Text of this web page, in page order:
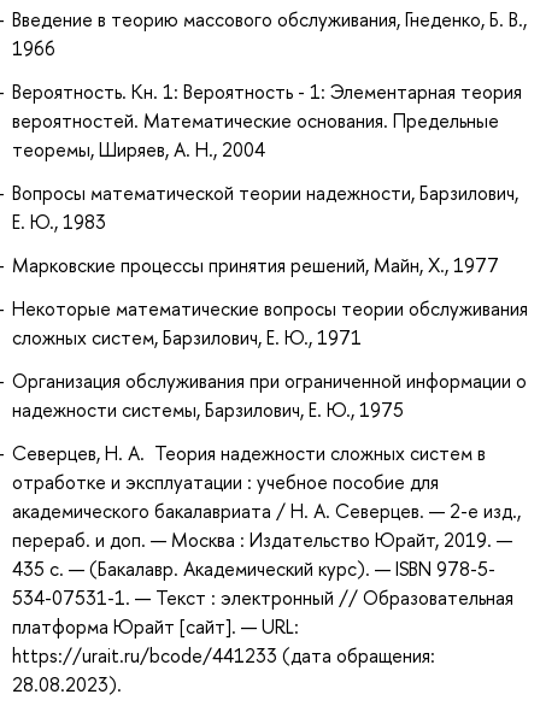
Введение в теорию массового обслуживания, Гнеденко, Б. В.,
1966
Вероятность. Кн. 1: Вероятность - 1: Элементарная теория
вероятностей. Математические основания. Предельные
теоремы, Ширяев, А. Н., 2004
Вопросы математической теории надежности, Барзилович,
Е. Ю., 1983
Марковские процессы принятия решений, Майн, Х., 1977
Некоторые математические вопросы теории обслуживания
сложных систем, Барзилович, Е. Ю., 1971
Организация обслуживания при ограниченной информации о
надежности системы, Барзилович, Е. Ю., 1975
Северцев, Н. А. Теория надежности сложных систем в
отработке и эксплуатации : учебное пособие для
академического бакалавриата / Н. А. Северцев. — 2-е изд.,
перераб. и доп. — Москва : Издательство Юрайт, 2019. —
435 с. — (Бакалавр. Академический курс). — ISBN 978-5-
534-07531-1. — Текст : электронный // Образовательная
платформа Юрайт [сайт]. — URL:
https://urait.ru/bcode/441233 (дата обращения:
28.08.2023).